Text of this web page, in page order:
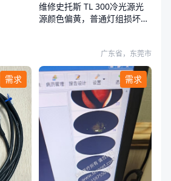
维修史托斯 TL 300冷光源光
源颜色偏黄，普通灯组损坏，
广东省，东莞市
需求 需求